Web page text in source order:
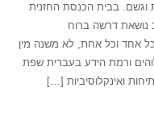
וגשם. בבית הכנסת החזנית
נושאת דרשה ברוח
אחד וכל אחת, לא משנה מין
ורמת הידע בעברית שפת
ואינקלוסיביות […]